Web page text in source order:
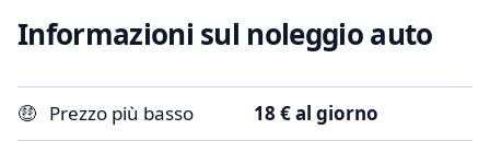
Informazioni sul noleggio auto
🤑 Prezzo più basso 18 € al giorno